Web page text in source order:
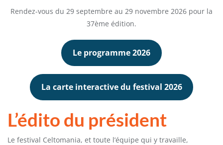
Rendez-vous du 29 septembre au 29 novembre 2026 pour la
37ème édition.
Le programme 2026
La carte interactive du festival 2026
L’édito du président
Le festival Celtomania, et toute l’équipe qui y travaille,